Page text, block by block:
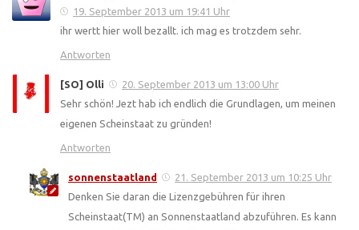
19. September 2013 um 19:41 Uhr
ihr wertt hier woll bezallt. ich mag es trotzdem sehr.
Antworten
[SO] Olli
20. September 2013 um 13:00 Uhr
Sehr schön! Jezt hab ich endlich die Grundlagen, um meinen
eigenen Scheinstaat zu gründen!
Antworten
sonnenstaatland
21. September 2013 um 10:25 Uhr
Denken Sie daran die Lizenzgebühren für ihren
Scheinstaat(TM) an Sonnenstaatland abzuführen. Es kann